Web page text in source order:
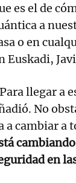
es el de
a
o en
Euskadi,
llegar a
No
a cambiar a
en